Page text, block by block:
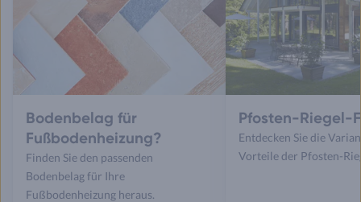
Bodenbelag für
Fußbodenheizung?
Finden Sie den passenden
Bodenbelag für Ihre
Fußbodenheizung heraus.
Pfosten-Riegel-
Entdecken Sie die
Vorteile der Pfosten-